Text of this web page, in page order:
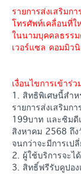
รายการส่งเสริมก
โทรศัพท์เคลื่อนที่ใ
ในนามบุคคลธรร
เวอร์แซล คอมมิว
เงื่อนไขการเข้าร่
1. สิทธิพิเศษนี้สำ
รายการส่งเสริมก
199บาท และซิมดี
สิงหาคม 2568 ถึ
จนกว่าจะมีการเป
2. ผู้ใช้บริการจะไ
3. สิทธิ์ฟรีรับคูปอ